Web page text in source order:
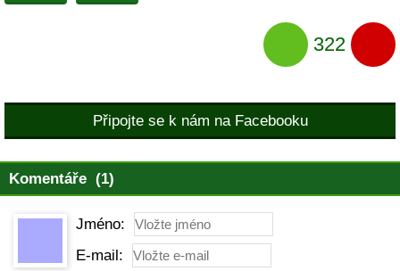
322
Připojte se k nám na Facebooku
Komentáře (1)
Jméno:
E-mail: